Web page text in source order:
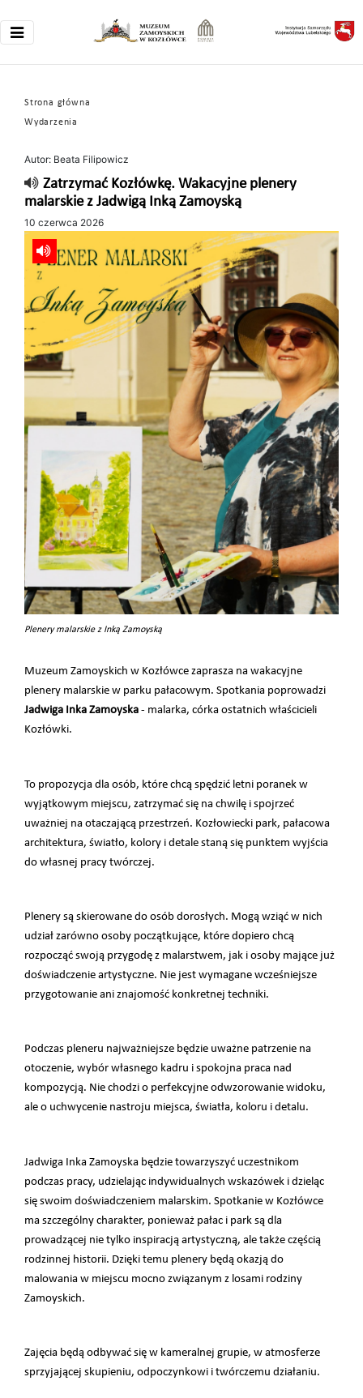
Strona główna
Wydarzenia
Autor: Beata Filipowicz
Zatrzymać Kozłówkę. Wakacyjne plenery
malarskie z Jadwigą Inką Zamoyską
10 czerwca 2026
Plenery malarskie z Inką Zamoyską
Muzeum Zamoyskich w Kozłówce zaprasza na wakacyjne
plenery malarskie w parku pałacowym. Spotkania poprowadzi
Jadwiga Inka Zamoyska - malarka, córka ostatnich właścicieli
Kozłówki.
To propozycja dla osób, które chcą spędzić letni poranek w
wyjątkowym miejscu, zatrzymać się na chwilę i spojrzeć
uważniej na otaczającą przestrzeń. Kozłowiecki park, pałacowa
architektura, światło, kolory i detale staną się punktem wyjścia
do własnej pracy twórczej.
Plenery są skierowane do osób dorosłych. Mogą wziąć w nich
udział zarówno osoby początkujące, które dopiero chcą
rozpocząć swoją przygodę z malarstwem, jak i osoby mające już
doświadczenie artystyczne. Nie jest wymagane wcześniejsze
przygotowanie ani znajomość konkretnej techniki.
Podczas pleneru najważniejsze będzie uważne patrzenie na
otoczenie, wybór własnego kadru i spokojna praca nad
kompozycją. Nie chodzi o perfekcyjne odwzorowanie widoku,
ale o uchwycenie nastroju miejsca, światła, koloru i detalu.
Jadwiga Inka Zamoyska będzie towarzyszyć uczestnikom
podczas pracy, udzielając indywidualnych wskazówek i dzieląc
się swoim doświadczeniem malarskim. Spotkanie w Kozłówce
ma szczególny charakter, ponieważ pałac i park są dla
prowadzącej nie tylko inspiracją artystyczną, ale także częścią
rodzinnej historii. Dzięki temu plenery będą okazją do
malowania w miejscu mocno związanym z losami rodziny
Zamoyskich.
Zajęcia będą odbywać się w kameralnej grupie, w atmosferze
sprzyjającej skupieniu, odpoczynkowi i twórczemu działaniu.